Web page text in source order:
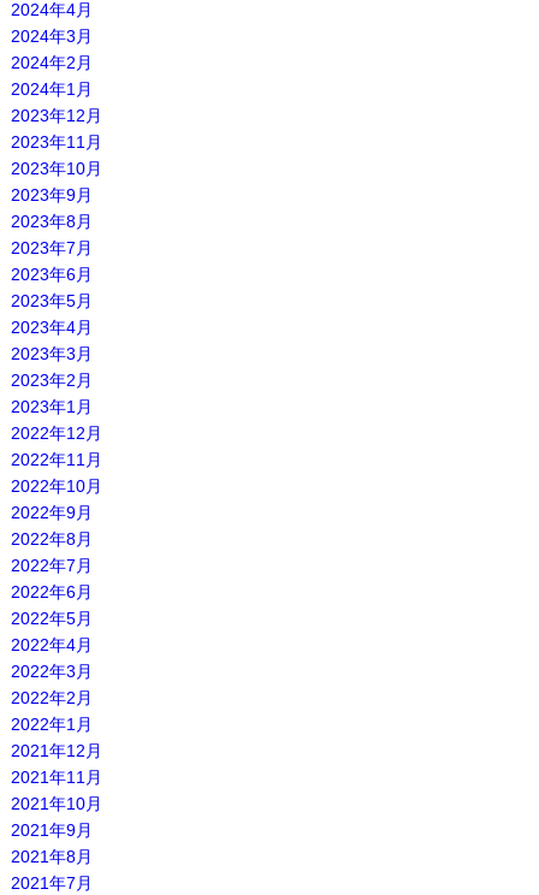
2024年4月
2024年3月
2024年2月
2024年1月
2023年12月
2023年11月
2023年10月
2023年9月
2023年8月
2023年7月
2023年6月
2023年5月
2023年4月
2023年3月
2023年2月
2023年1月
2022年12月
2022年11月
2022年10月
2022年9月
2022年8月
2022年7月
2022年6月
2022年5月
2022年4月
2022年3月
2022年2月
2022年1月
2021年12月
2021年11月
2021年10月
2021年9月
2021年8月
2021年7月